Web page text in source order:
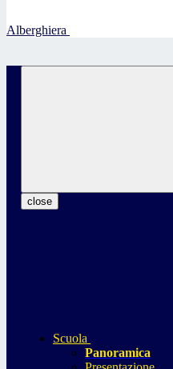
Alberghiera
close
Scuola
Panoramica